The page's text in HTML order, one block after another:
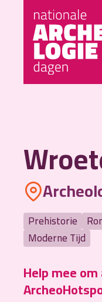
Prehistorie
Moderne Tijd
Help mee